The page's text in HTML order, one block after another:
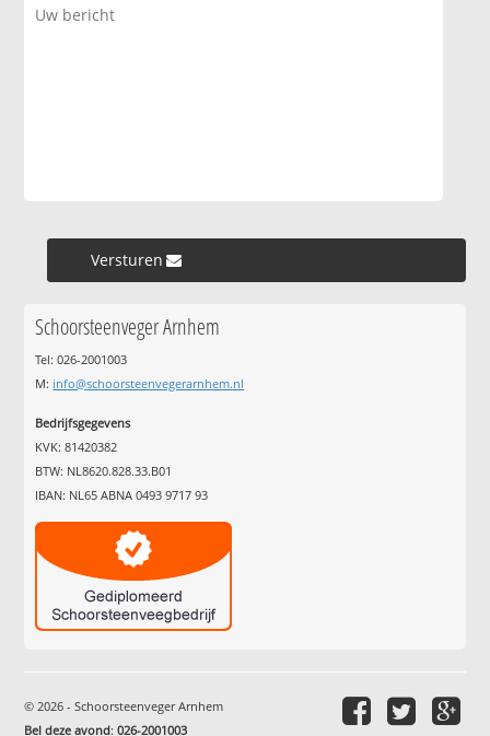
Versturen »
Schoorsteenveger Arnhem
Tel: 026-2001003
M: info@schoorsteenvegerarnhem.nl
Bedrijfsgegevens
KVK: 81420382
BTW: NL8620.828.33.B01
IBAN: NL65 ABNA 0493 9717 93
© 2026 - Schoorsteenveger Arnhem
Bel deze avond:026-2001003